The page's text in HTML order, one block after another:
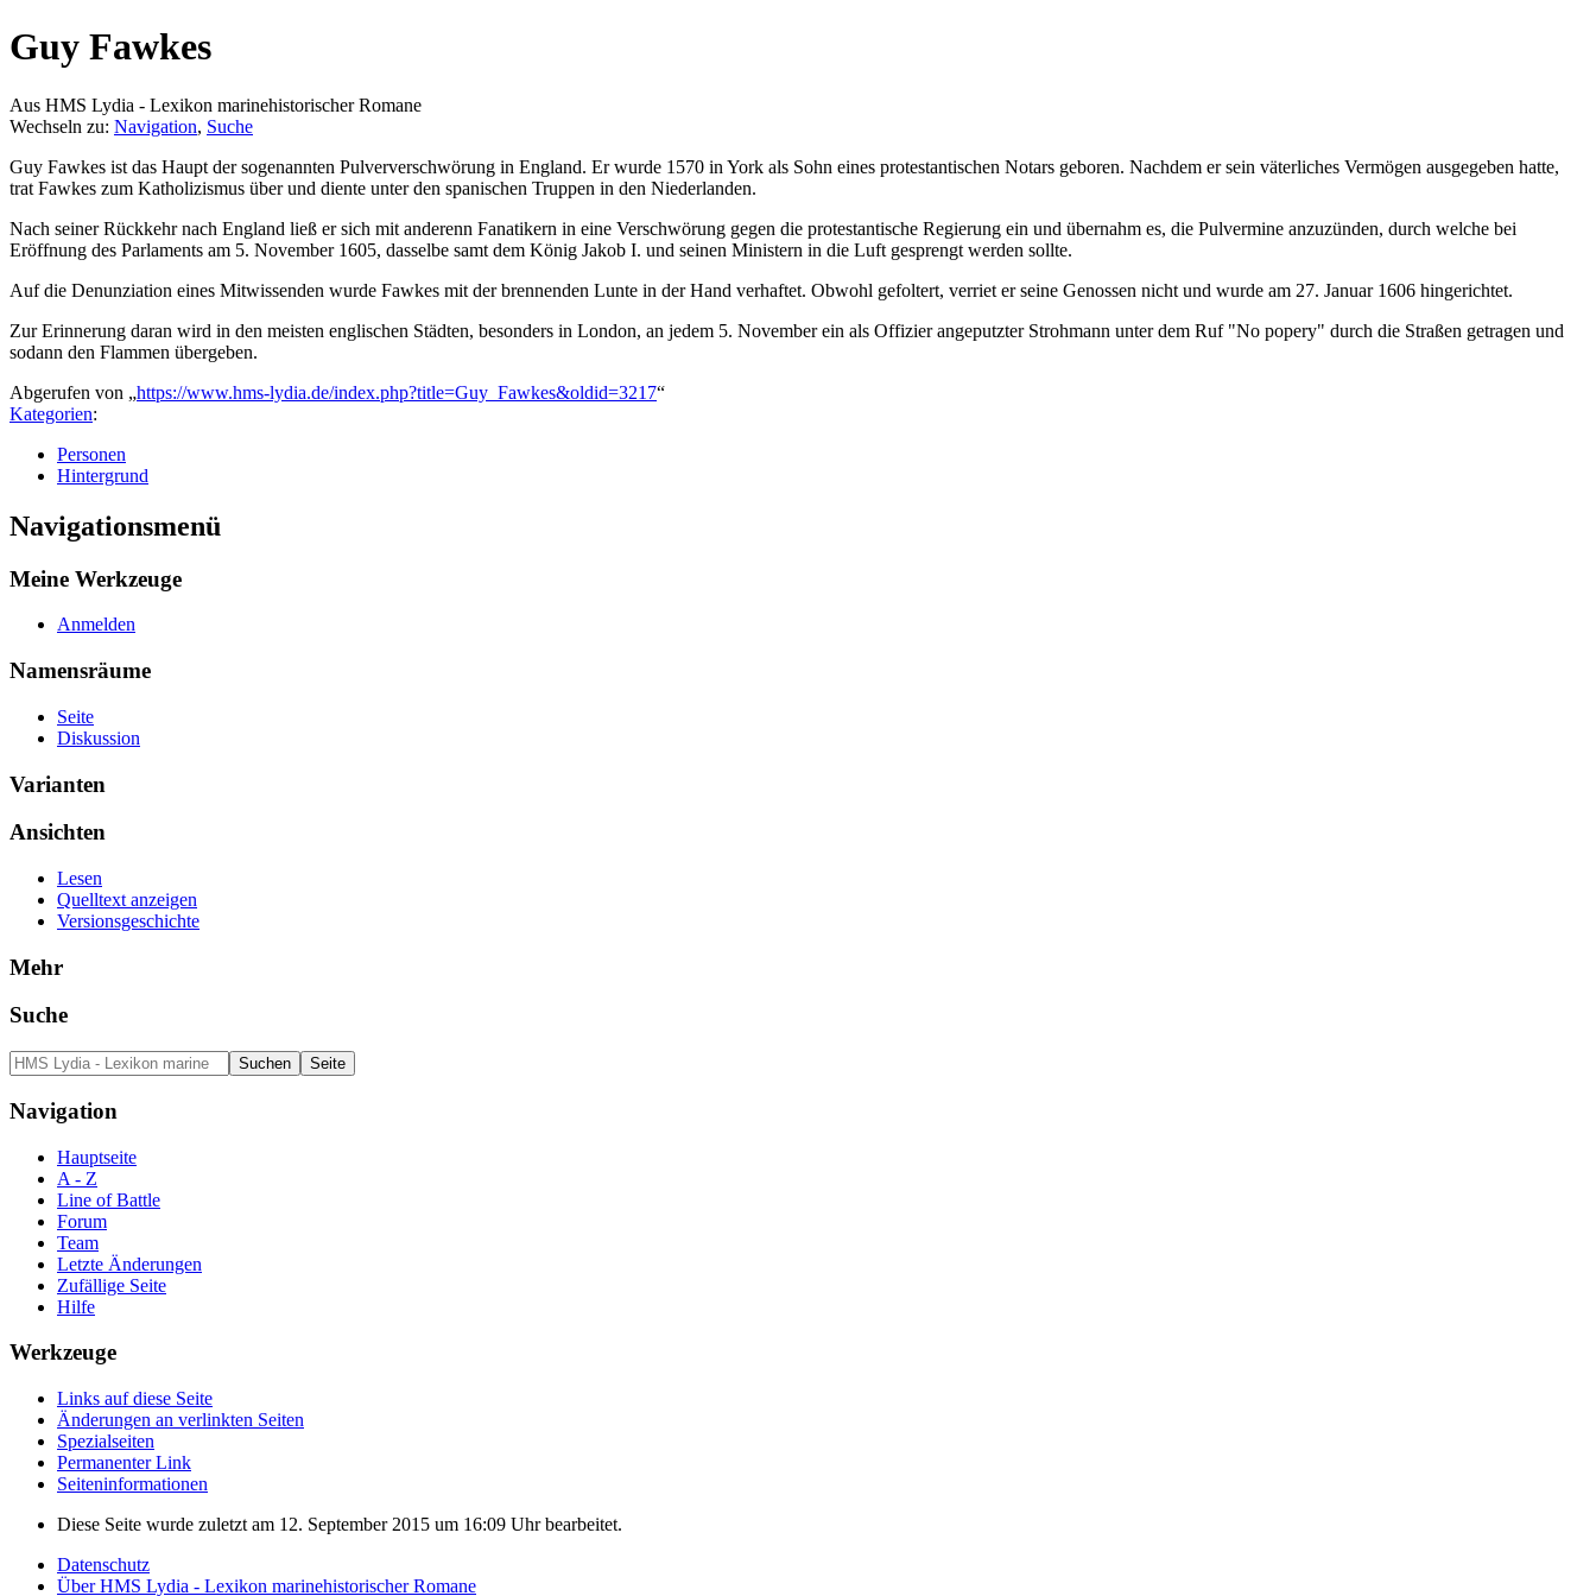
Guy Fawkes
Aus HMS Lydia - Lexikon marinehistorischer Romane
Wechseln zu: Navigation, Suche
Guy Fawkes ist das Haupt der sogenannten Pulververschwörung in England. Er wurde 1570 in York als Sohn eines protestantischen Notars geboren. Nachdem er sein väterliches Vermögen ausgegeben hatte,
trat Fawkes zum Katholizismus über und diente unter den spanischen Truppen in den Niederlanden.
Nach seiner Rückkehr nach England ließ er sich mit anderenn Fanatikern in eine Verschwörung gegen die protestantische Regierung ein und übernahm es, die Pulvermine anzuzünden, durch welche bei
Eröffnung des Parlaments am 5. November 1605, dasselbe samt dem König Jakob I. und seinen Ministern in die Luft gesprengt werden sollte.
Auf die Denunziation eines Mitwissenden wurde Fawkes mit der brennenden Lunte in der Hand verhaftet. Obwohl gefoltert, verriet er seine Genossen nicht und wurde am 27. Januar 1606 hingerichtet.
Zur Erinnerung daran wird in den meisten englischen Städten, besonders in London, an jedem 5. November ein als Offizier angeputzter Strohmann unter dem Ruf "No popery" durch die Straßen getragen und
sodann den Flammen übergeben.
Abgerufen von „https://www.hms-lydia.de/index.php?title=Guy_Fawkes&oldid=3217“
Kategorien:
Personen
Hintergrund
Navigationsmenü
Meine Werkzeuge
Anmelden
Namensräume
Seite
Diskussion
Varianten
Ansichten
Lesen
Quelltext anzeigen
Versionsgeschichte
Mehr
Suche
Navigation
Hauptseite
A - Z
Line of Battle
Forum
Team
Letzte Änderungen
Zufällige Seite
Hilfe
Werkzeuge
Links auf diese Seite
Änderungen an verlinkten Seiten
Spezialseiten
Permanenter Link
Seiten­informationen
Diese Seite wurde zuletzt am 12. September 2015 um 16:09 Uhr bearbeitet.
Datenschutz
Über HMS Lydia - Lexikon marinehistorischer Romane